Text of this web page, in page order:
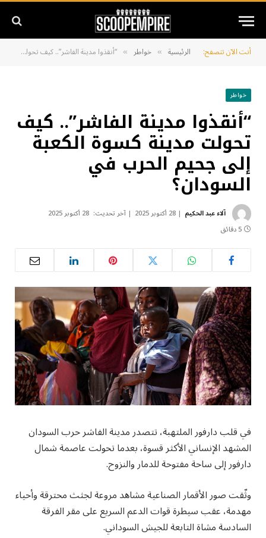
أنت الآن تتصفح: الرئيسية » خواطر » “أنقذوا مدينة الفاشر”.. كيف تحولت مدينة كسوة الكعبة إلى جحيم الحرب في السودان؟
خواطر
“أنقذوا مدينة الفاشر”.. كيف
تحولت مدينة كسوة الكعبة
إلى جحيم الحرب في
السودان؟
آلاء عبد الحكيم 28 أكتوبر 2025 آخر تحديث: 28 أكتوبر 2025
5 دقائق
في قلب دارفور الملتهبة، تتصدر مدينة الفاشر حرب السودان
المشهد الإنساني الأكثر قسوة، بعدما تحولت عاصمة شمال
دارفور إلى ساحة مفتوحة للدمار والنزوح.
وثّقت صور الأقمار الصناعية مشاهد مروعة لجثث محترقة وأحياء
مهدمة، عقب سيطرة قوات الدعم السريع على مقر الفرقة
السادسة مشاة التابعة للجيش السوداني.